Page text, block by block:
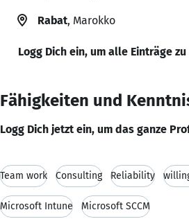
Rabat, Marokko
Logg Dich ein, um alle Einträge
Fähigkeiten und
Logg Dich jetzt ein, um das ganze
Team work Consulting Reliability
Microsoft Intune Microsoft SCCM